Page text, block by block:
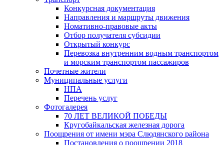
Конкурсная документация
Направления и маршруты движения
Номативно-правовые акты
Отбор получателя субсидии
Открытый конкурс
Перевозка внутренним водным транспортом
и морским транспортом пассажиров
Почетные жители
Муниципальные услуги
НПА
Перечень услуг
Фотогалерея
70 ЛЕТ ВЕЛИКОЙ ПОБЕДЫ
Кругобайкальская железная дорога
Поощрения от имени мэра Слюдянского района
Постановления о поощрении 2018